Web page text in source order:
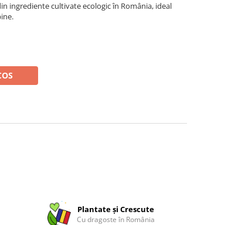
ingrediente cultivate ecologic în România, ideal
Plantate și Crescute
Cu dragoste în România